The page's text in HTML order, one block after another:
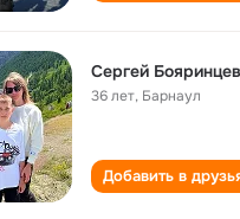
Сергей Бояринцев
36 лет, Барнаул
Добавить в